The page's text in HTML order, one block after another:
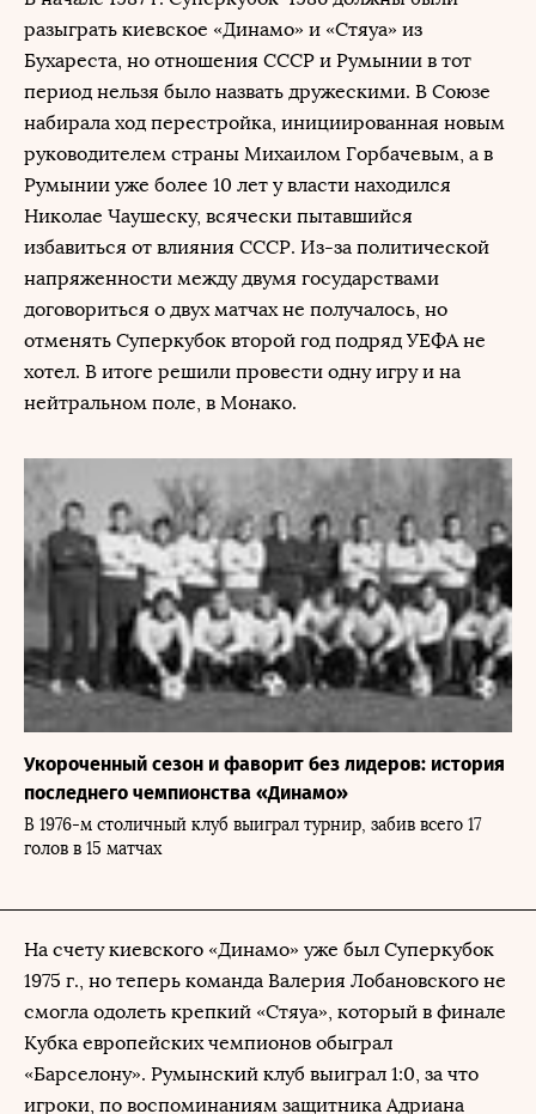
разыграть киевское «Динамо» и «Стяуа» из
Бухареста, но отношения СССР и Румынии в тот
период нельзя было назвать дружескими. В Союзе
набирала ход перестройка, инициированная новым
руководителем страны Михаилом Горбачевым, а в
Румынии уже более 10 лет у власти находился
Николае Чаушеску, всячески пытавшийся
избавиться от влияния СССР. Из-за политической
напряженности между двумя государствами
договориться о двух матчах не получалось, но
отменять Суперкубок второй год подряд УЕФА не
хотел. В итоге решили провести одну игру и на
нейтральном поле, в Монако.
Укороченный сезон и фаворит без лидеров: история
последнего чемпионства «Динамо»
В 1976-м столичный клуб выиграл турнир, забив всего 17
голов в 15 матчах
На счету киевского «Динамо» уже был Суперкубок
1975 г., но теперь команда Валерия Лобановского не
смогла одолеть крепкий «Стяуа», который в финале
Кубка европейских чемпионов обыграл
«Барселону». Румынский клуб выиграл 1:0, за что
игроки, по воспоминаниям защитника Адриана